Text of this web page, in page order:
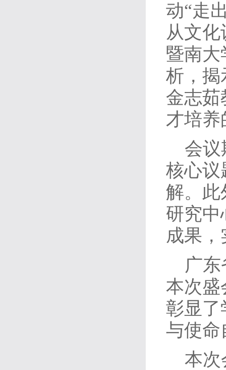
动“走
从文
暨南大
析，揭
金志
才培
会议
核心议
解。此
研究中
成果
广
本次盛
彰显了
与使命
本次